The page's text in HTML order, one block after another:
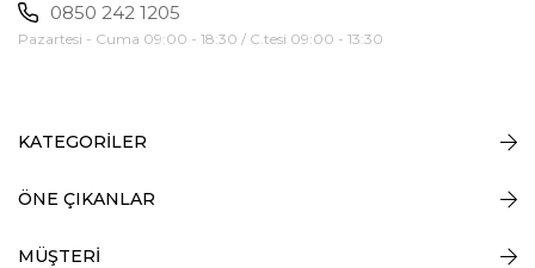
0850 242 1205
Pazartesi - Cuma 09:00 - 18:30 / C.tesi 09:00 - 13:30
KATEGORİLER
ÖNE ÇIKANLAR
MÜŞTERİ